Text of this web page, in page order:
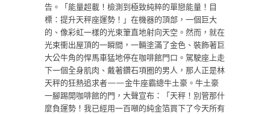
告。「能量超載！檢測到極致純粹的單戀能量！目
標：提升天秤座運勢！」在機器的頂部，一個巨大
的、像彩虹一樣的光束筆直地射向天空。然而，就在
光束衝出屋頂的一瞬間，一輛塗滿了金色、裝飾著巨
大公牛角的悍馬車猛地停在咖啡館門口。駕駛座上走
下一個全身肌肉、戴著鑽石項圈的男人，那人正是林
天秤的狂熱追求者——金牛座霸總牛土豪。牛土豪
一腳踢開咖啡館的門，大聲宣布：「天秤！別管那什
麼負運勢！我已經用一百噸的純金箔買下了今天所有